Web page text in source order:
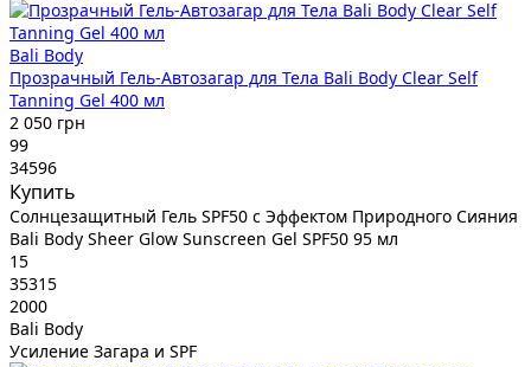
Bali Body
Прозрачный Гель-Автозагар для Тела Bali Body Clear Self
Tanning Gel 400 мл
2 050 грн
99
34596
Купить
Солнцезащитный Гель SPF50 с Эффектом Природного Сияния
Bali Body Sheer Glow Sunscreen Gel SPF50 95 мл
15
35315
2000
Bali Body
Усиление Загара и SPF